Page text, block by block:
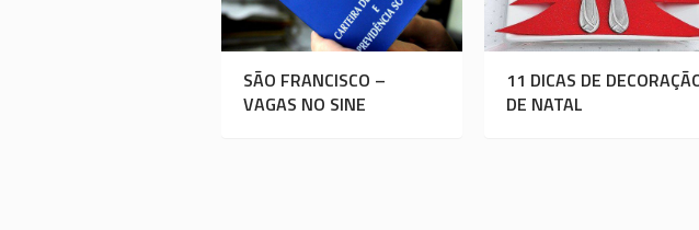
SÃO FRANCISCO –
VAGAS NO SINE
11 DICAS DE
DE NATAL